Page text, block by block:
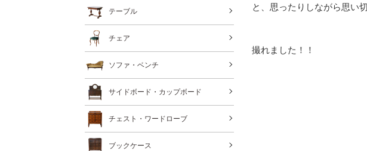
と、思ったりしながら思い
撮れました！！
テーブル
チェア
ソファ・ベンチ
サイドボード・カップボード
チェスト・ワードローブ
ブックケース